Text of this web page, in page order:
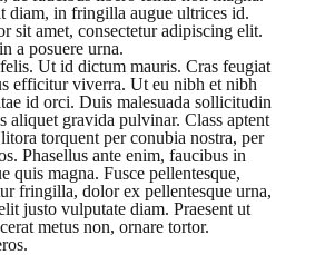
diam, in fringilla augue ultrices id.
sit amet, consectetur adipiscing elit.
a posuere urna.
Ut id dictum mauris. Cras feugiat
efficitur viverra. Ut eu nibh et nibh
id orci. Duis malesuada sollicitudin
aliquet gravida pulvinar. Class aptent
torquent per conubia nostra, per
Phasellus ante enim, faucibus in
quis magna. Fusce pellentesque,
fringilla, dolor ex pellentesque urna,
justo vulputate diam. Praesent ut
metus non, ornare tortor.